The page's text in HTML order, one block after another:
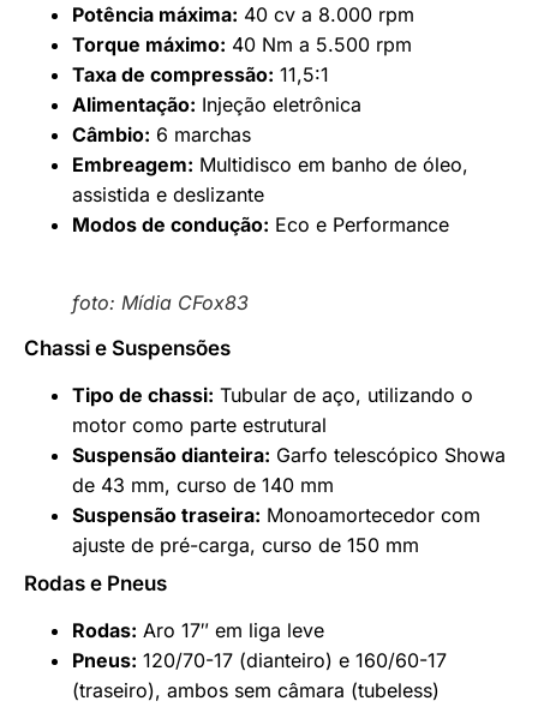
Potência máxima: 40 cv a 8.000 rpm
Torque máximo: 40 Nm a 5.500 rpm
Taxa de compressão: 11,5:1
Alimentação: Injeção eletrônica
Câmbio: 6 marchas
Embreagem: Multidisco em banho de óleo,
assistida e deslizante
Modos de condução: Eco e Performance
foto: Mídia CFox83
Chassi e Suspensões
Tipo de chassi: Tubular de aço, utilizando o
motor como parte estrutural
Suspensão dianteira: Garfo telescópico Showa
de 43 mm, curso de 140 mm
Suspensão traseira: Monoamortecedor com
ajuste de pré-carga, curso de 150 mm
Rodas e Pneus
Rodas: Aro 17″ em liga leve
Pneus: 120/70-17 (dianteiro) e 160/60-17
(traseiro), ambos sem câmara (tubeless)